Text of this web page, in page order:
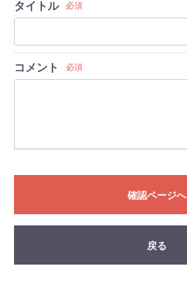
タイトル 必須
コメント 必須
確認ページへ
戻る